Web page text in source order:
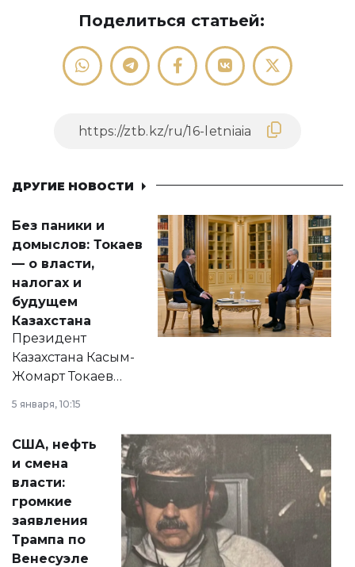
Поделиться статьей:
ДРУГИЕ НОВОСТИ
Без паники и
домыслов: Токаев
— о власти,
налогах и
будущем
Казахстана
Президент
Казахстана Касым-
Жомарт Токаев
сразу несколько
актуальных тем —
от слухов о
политических
реформах до
вопросов армии,
экономики и
личного здоровья.
5 января, 10:15
США, нефть
и смена
власти:
громкие
заявления
Трампа по
Венесуэле